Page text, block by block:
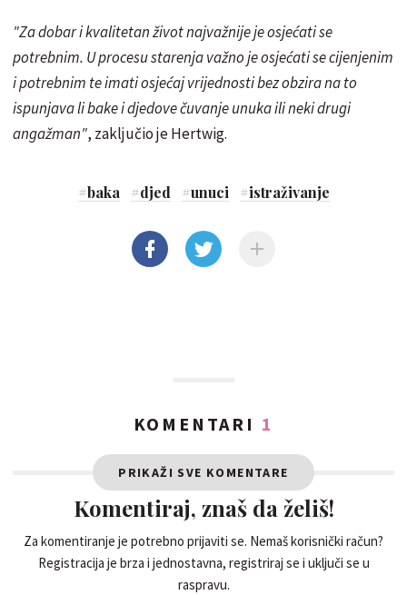
"Za dobar i kvalitetan život najvažnije je osjećati se
potrebnim. U procesu starenja važno je osjećati se cijenjenim
i potrebnim te imati osjećaj vrijednosti bez obzira na to
ispunjava li bake i djedove čuvanje unuka ili neki drugi
angažman", zaključio je Hertwig.
#baka #djed #unuci #istraživanje
KOMENTARI 1
PRIKAŽI SVE KOMENTARE
Komentiraj, znaš da želiš!
Za komentiranje je potrebno prijaviti se. Nemaš korisnički račun?
Registracija je brza i jednostavna, registriraj se i uključi se u
raspravu.